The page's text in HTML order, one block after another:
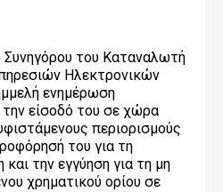
του Καταναλωτή
Ηλεκτρονικών
ενημέρωση
είσοδό του σε χώρα
περιορισμούς
του για τη
την εγγύηση για τη μη
χρηματικού ορίου σε